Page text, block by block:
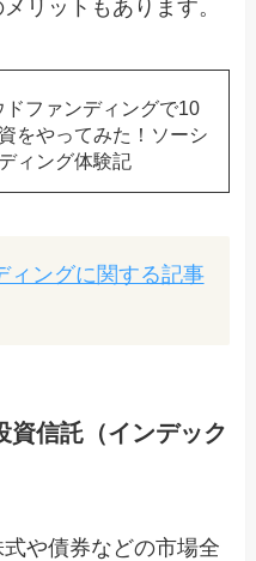
リットもあります。
ドファンディングで10
をやってみた！ソーシ
ィング体験記
ィングに関する記事
信託（インデック
や債券などの市場全